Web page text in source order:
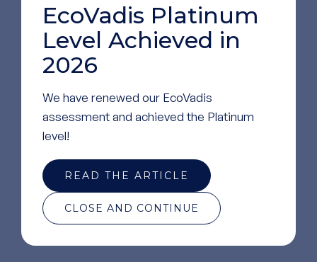
EcoVadis Platinum
Level Achieved in
2026
We have renewed our EcoVadis
assessment and achieved the Platinum
level!
READ THE ARTICLE
CLOSE AND CONTINUE
阅读 更多文章